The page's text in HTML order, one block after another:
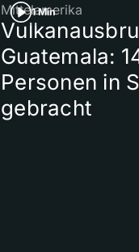
1 Min
Mittelamerika
Guatemala:
Personen in
gebracht